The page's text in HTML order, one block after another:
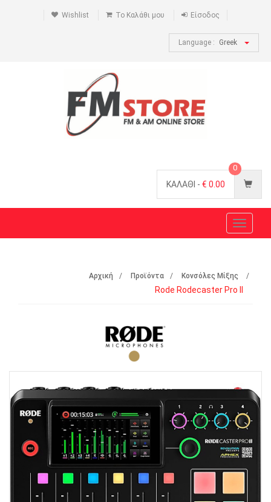
Wishlist Το Καλάθι μου Είσοδος
Language : Greek
ΚΑΛΑΘΙ - € 0.00
0
Toggle
Αρχική Προϊόντα Κονσόλες Μίξης
Rode Rodecaster Pro II